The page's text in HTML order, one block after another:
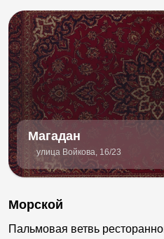
Магадан
улица Войкова, 16/23
Морской
Пальмовая ветвь